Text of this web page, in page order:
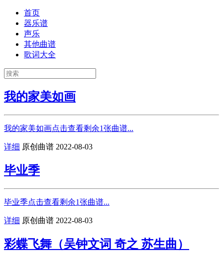
首页
器乐谱
声乐
其他曲谱
歌词大全
我的家美如画
我的家美如画点击查看剩余1张曲谱...
详细 原创曲谱 2022-08-03
毕业季
毕业季点击查看剩余1张曲谱...
详细 原创曲谱 2022-08-03
彩蝶飞舞（吴钟文词 奇之 苏生曲）